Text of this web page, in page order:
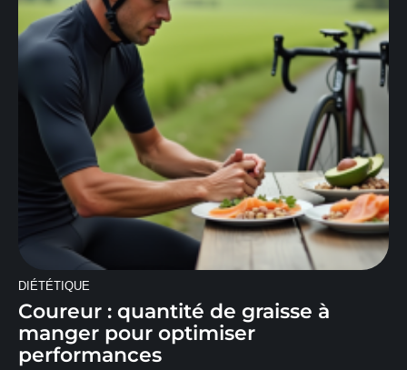
DIÉTÉTIQUE
Coureur : quantité de graisse à
manger pour optimiser
performances